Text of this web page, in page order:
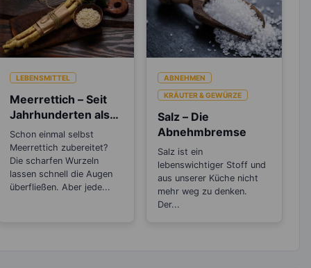
LEBENSMITTEL
Meerrettich – Seit
Jahrhunderten als
Heilpflanze bekannt!
Schon einmal selbst
Meerrettich zubereitet?
Die scharfen Wurzeln
lassen schnell die Augen
überfließen. Aber jede...
ABNEHMEN
KRÄUTER & GEWÜRZE
Salz – Die
Abnehmbremse
Salz ist ein
lebenswichtiger Stoff und
aus unserer Küche nicht
mehr weg zu denken.
Der...